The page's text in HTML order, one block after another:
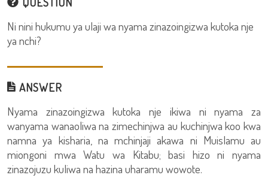
Ni nini hukumu ya ulaji wa nyama zinazoingizwa kutoka nje
ya nchi?
ANSWER
Nyama zinazoingizwa kutoka nje ikiwa ni nyama za
wanyama wanaoliwa na zimechinjwa au kuchinjwa koo kwa
namna ya kisharia, na mchinjaji akawa ni Muislamu au
miongoni mwa Watu wa Kitabu; basi hizo ni nyama
zinazojuzu kuliwa na hazina uharamu wowote.